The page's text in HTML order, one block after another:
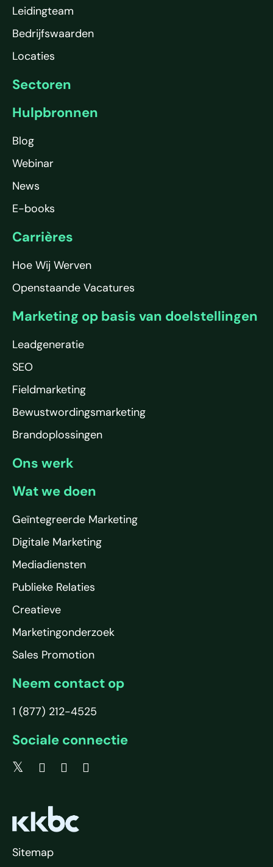
Leidingteam
Bedrijfswaarden
Locaties
Sectoren
Hulpbronnen
Blog
Webinar
News
E-books
Carrières
Hoe Wij Werven
Openstaande Vacatures
Marketing op basis van doelstellingen
Leadgeneratie
SEO
Fieldmarketing
Bewustwordingsmarketing
Brandoplossingen
Ons werk
Wat we doen
Geïntegreerde Marketing
Digitale Marketing
Mediadiensten
Publieke Relaties
Creatieve
Marketingonderzoek
Sales Promotion
Neem contact op
1 (877) 212-4525
Sociale connectie
Sitemap